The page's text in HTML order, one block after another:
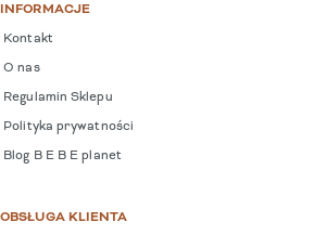
INFORMACJE
Kontakt
O nas
Regulamin Sklepu
Polityka prywatności
Blog B E B E planet
OBSŁUGA KLIENTA